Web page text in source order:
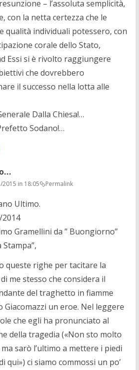
– l’assoluta semplicità,
con la netta certezza che le
qualità individuali potessero, con
corale dello Stato,
Essi si è rivolto raggiungere
che dovrebbero
il successo nella lotta alle
Dalla Chiesa!…
Sodano!…
2015 in 18:05 Permalink
Ultimo.
Gramellini da ” Buongiorno”
Stampa”,
queste righe per tacitare la
me stesso che considera il
del traghetto in fiamme
Giacomazzi un eroe. Nel leggere
che egli ha pronunciato al
della tragedia («Non sto molto
sarò l’ultimo a mettere i piedi
qui») ci siamo commossi un po’